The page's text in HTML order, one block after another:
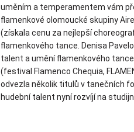
uměním a temperamentem vám
flamenkové olomoucké skupiny
(získala cenu za nejlepší
flamenkového tance. Denisa
talent a umění flamenkového
(festival Flamenco Chequia,
odvezla několik titulů v tanečních
hudební talent nyní rozvíjí na